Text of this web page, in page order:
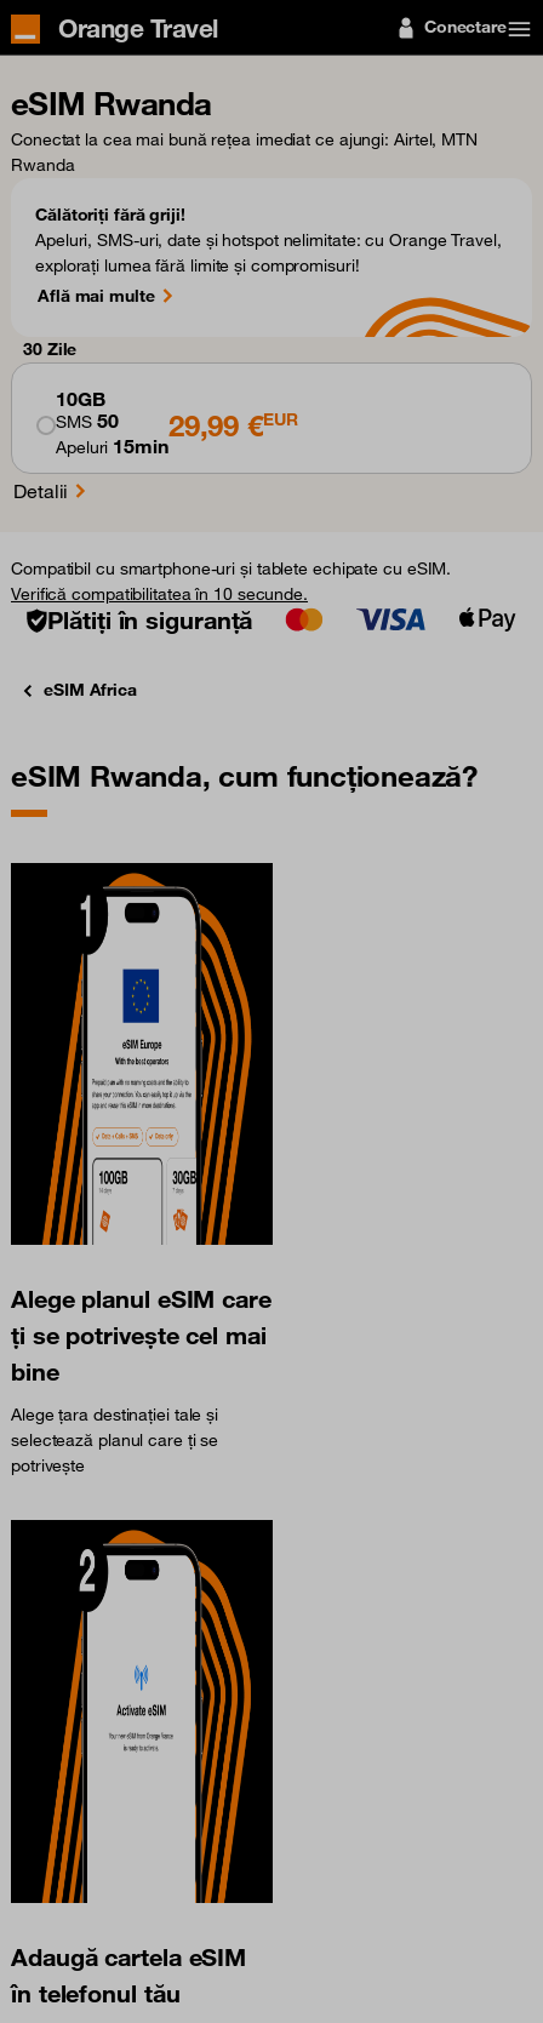
Orange Travel Conectare
eSIM Rwanda
Conectat la cea mai bună rețea imediat ce ajungi: Airtel, MTN
Rwanda
Călătoriți fără griji!
Apeluri, SMS-uri, date și hotspot nelimitate: cu Orange Travel,
explorați lumea fără limite și compromisuri!
Află mai multe
30 Zile
10GB
SMS 50
Apeluri 15min
29,99 €EUR
Detalii
Compatibil cu smartphone-uri și tablete echipate cu eSIM.
Verifică compatibilitatea în 10 secunde.
Plătiți în siguranță
eSIM Africa
eSIM Rwanda, cum funcționează?
Alege planul eSIM care
ți se potrivește cel mai
bine
Alege țara destinației tale și
selectează planul care ți se
potrivește
Adaugă cartela eSIM
în telefonul tău